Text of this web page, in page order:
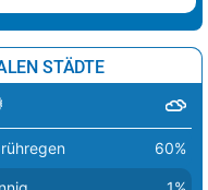
sonnig 6%
33%
sonnig 22%
heiter 33%
sonnig 3%
STÄDTE
60%